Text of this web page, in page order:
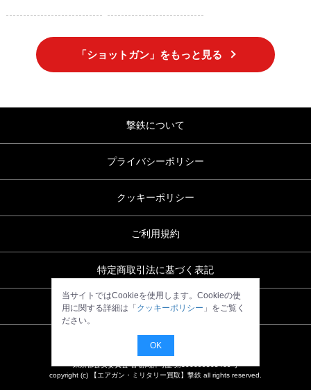
当サイトではCookieを使用します。Cookieの使
用に関する詳細は「クッキーポリシー 」をご覧く
ださい。
OK
「ショットガン」をもっと見る
撃鉄について
プライバシーポリシー
クッキーポリシー
ご利用規約
特定商取引法に基づく表記
お問い合わせ
東京都公安委員会 古物商許可証 第306699505469号
copyright (c) 【エアガン・ミリタリー買取】撃鉄 all rights reserved.